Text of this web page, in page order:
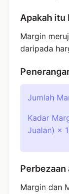
Apakah itu
Margin
daripada
Jumlah
Kadar
Jualan) ×
Perbezaan
Margin dan